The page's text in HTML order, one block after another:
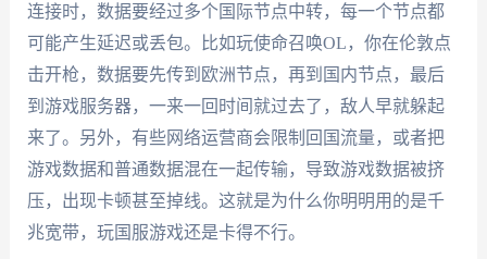
连接时，数据要经过多个国际节点中转，每一个节点都
可能产生延迟或丢包。比如玩使命召唤OL，你在伦敦点
击开枪，数据要先传到欧洲节点，再到国内节点，最后
到游戏服务器，一来一回时间就过去了，敌人早就躲起
来了。另外，有些网络运营商会限制回国流量，或者把
游戏数据和普通数据混在一起传输，导致游戏数据被挤
压，出现卡顿甚至掉线。这就是为什么你明明用的是千
兆宽带，玩国服游戏还是卡得不行。